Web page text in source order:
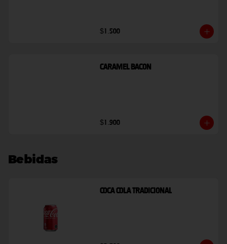
$1.500
Caramel Bacon
$1.900
Bebidas
Coca Cola Tradicional